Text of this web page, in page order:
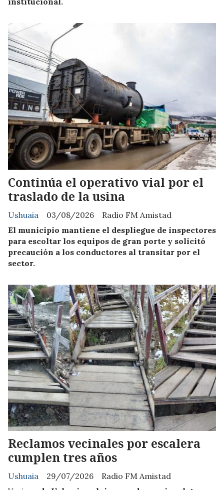
Continúa el operativo vial por el
traslado de la usina
Radio FM Amistad
Ushuaia
03/08/2026
El municipio mantiene el despliegue de inspectores
para escoltar los equipos de gran porte y solicitó
precaución a los conductores al transitar por el
sector.
Reclamos vecinales por escalera
cumplen tres años
Radio FM Amistad
Ushuaia
29/07/2026